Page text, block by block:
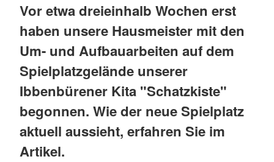
Vor etwa dreieinhalb Wochen erst
haben unsere Hausmeister mit den
Um- und Aufbauarbeiten auf dem
Spielplatzgelände unserer
Ibbenbürener Kita "Schatzkiste"
begonnen. Wie der neue Spielplatz
aktuell aussieht, erfahren Sie im
Artikel.